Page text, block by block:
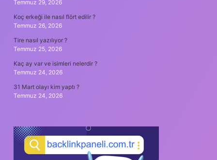
Temmuz 29, 2026
Koç erkeği ile nasıl flört edilir ?
Temmuz 26, 2026
Tire nasıl yazılıyor ?
Temmuz 25, 2026
Kaç ay var ve isimleri nelerdir ?
Temmuz 24, 2026
31 Mart olayı kim yaptı ?
Temmuz 24, 2026